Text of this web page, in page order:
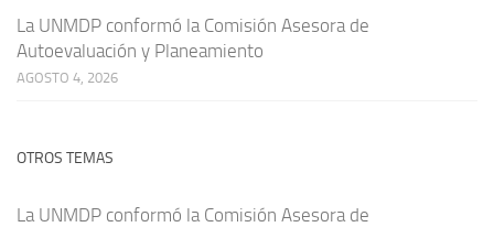
La UNMDP conformó la Comisión Asesora de
Autoevaluación y Planeamiento
AGOSTO 4, 2026
OTROS TEMAS
La UNMDP conformó la Comisión Asesora de